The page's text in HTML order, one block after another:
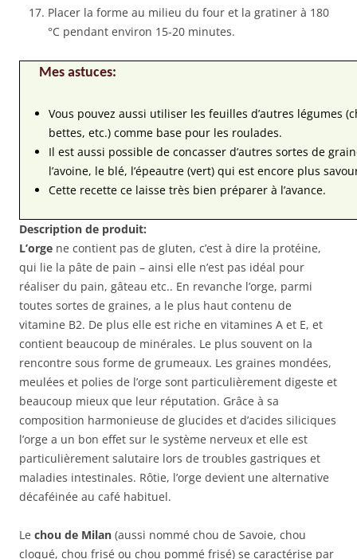
Placer la forme au milieu du four et la gratiner à 180
°C pendant environ 15-20 minutes.
Mes astuces:
Vous pouvez aussi utiliser les feuilles d’autres légumes
bettes, etc.) comme base pour les roulades.
Il est aussi possible de concasser d’autres sortes de
l’avoine, le blé, l’épeautre (vert) qui est encore plus
Cette recette ce laisse très bien préparer à l’avance.
Description de produit:
L’orge ne contient pas de gluten, c’est à dire la protéine,
qui lie la pâte de pain – ainsi elle n’est pas idéal pour
réaliser du pain, gâteau etc.. En revanche l’orge, parmi
toutes sortes de graines, a le plus haut contenu de
vitamine B2. De plus elle est riche en vitamines A et E, et
contient beaucoup de minérales. Le plus souvent on la
rencontre sous forme de grumeaux. Les graines mondées,
meulées et polies de l’orge sont particulièrement digeste et
beaucoup mieux que leur réputation. Grâce à sa
composition harmonieuse de glucides et d’acides siliciques
l’orge a un bon effet sur le système nerveux et elle est
particulièrement salutaire lors de troubles gastriques et
maladies intestinales. Rôtie, l’orge devient une alternative
décaféinée au café habituel.
Le chou de Milan (aussi nommé chou de Savoie, chou
cloqué, chou frisé ou chou pommé frisé) se caractérise par